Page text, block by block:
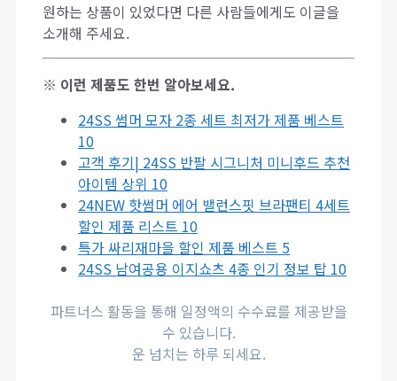
원하는 상품이 있었다면 다른 사람들에게도 이글을
소개해 주세요.
※ 이런 제품도 한번 알아보세요.
24SS 썸머 모자 2종 세트 최저가 제품 베스트
10
고객 후기| 24SS 반팔 시그니처 미니후드 추천
아이템 상위 10
24NEW 핫썸머 에어 밸런스핏 브라팬티 4세트
할인 제품 리스트 10
특가 싸리재마을 할인 제품 베스트 5
24SS 남여공용 이지쇼츠 4종 인기 정보 탑 10
파트너스 활동을 통해 일정액의 수수료를 제공받을
수 있습니다.
운 넘치는 하루 되세요.